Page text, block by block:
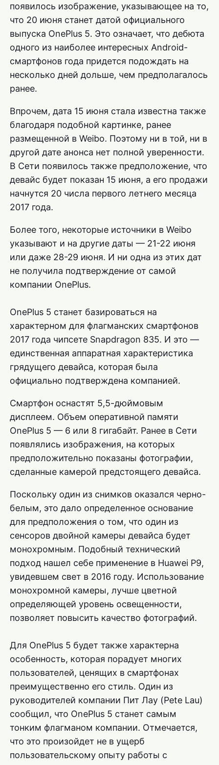
появилось изображение, указывающее на то,
что 20 июня станет датой официального
выпуска OnePlus 5. Это означает, что дебюта
одного из наиболее интересных Android-
смартфонов года придется подождать на
несколько дней дольше, чем предполагалось
ранее.
Впрочем, дата 15 июня стала известна также
благодаря подобной картинке, ранее
размещенной в Weibo. Поэтому ни в той, ни в
другой дате анонса нет полной уверенности.
В Сети появилось также предположение, что
девайс будет показан 15 июня, а его продажи
начнутся 20 числа первого летнего месяца
2017 года.
Более того, некоторые источники в Weibo
указывают и на другие даты — 21-22 июня
или даже 28-29 июня. И ни одна из этих дат
не получила подтверждение от самой
компании OnePlus.
OnePlus 5 станет базироваться на
характерном для флагманских смартфонов
2017 года чипсете Snapdragon 835. И это —
единственная аппаратная характеристика
грядущего девайса, которая была
официально подтверждена компанией.
Смартфон оснастят 5,5-дюймовым
дисплеем. Объем оперативной памяти
OnePlus 5 — 6 или 8 гигабайт. Ранее в Сети
появлялись изображения, на которых
предположительно показаны фотографии,
сделанные камерой предстоящего девайса.
Поскольку один из снимков оказался черно-
белым, это дало определенное основание
для предположения о том, что один из
сенсоров двойной камеры девайса будет
монохромным. Подобный технический
подход нашел себе применение в Huawei P9,
увидевшем свет в 2016 году. Использование
монохромной камеры, лучше цветной
определяющей уровень освещенности,
позволяет повысить качество фотографий.
Для OnePlus 5 будет также характерна
особенность, которая порадует многих
пользователей, ценящих в смартфонах
преимущественно его стиль. Один из
руководителей компании Пит Лау (Pete Lau)
сообщил, что OnePlus 5 станет самым
тонким флагманом компании. Отмечается,
что это произойдет не в ущерб
пользовательскому опыту работы с